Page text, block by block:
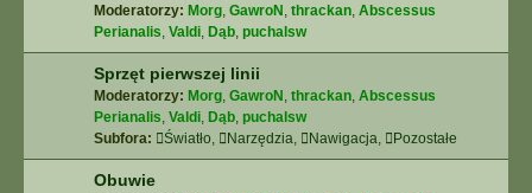
Moderatorzy: Morg, GawroN , thrackan, Abscessus
Perianalis, Valdi, Dąb, puchalsw
Sprzęt pierwszej linii
Moderatorzy: Morg, GawroN , thrackan, Abscessus
Perianalis, Valdi, Dąb, puchalsw
Subfora:
Światło, Narzędzia, Nawigacja, Pozostałe
Obuwie